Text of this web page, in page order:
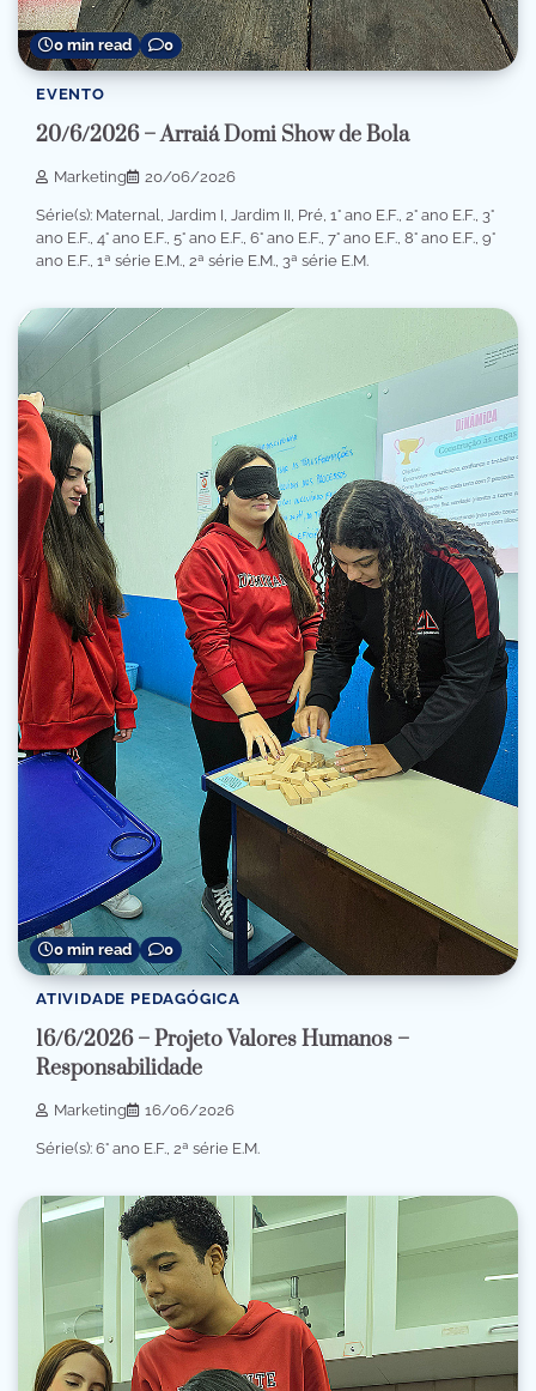
0 min read 0
EVENTO
20/6/2026 – Arraiá Domi Show de Bola
Marketing 20/06/2026
Série(s): Maternal, Jardim I, Jardim II, Pré, 1° ano E.F., 2° ano E.F., 3°
ano E.F., 4° ano E.F., 5° ano E.F., 6° ano E.F., 7° ano E.F., 8° ano E.F., 9°
ano E.F., 1ª série E.M., 2ª série E.M., 3ª série E.M.
0 min read 0
ATIVIDADE PEDAGÓGICA
16/6/2026 – Projeto Valores Humanos –
Responsabilidade
Marketing 16/06/2026
Série(s): 6° ano E.F., 2ª série E.M.